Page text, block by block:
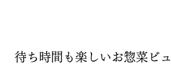
待ち時間も楽しいお惣菜ビ